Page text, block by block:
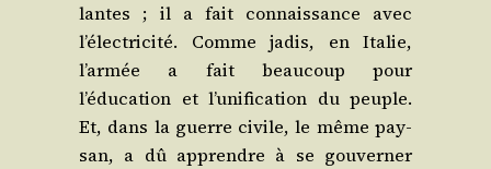
lantes ; il a fait connais­sance avec
l’électricité. Comme jadis, en Ita­lie,
l’armée a fait beau­coup pour
l’éducation et l’unification du peuple.
Et, dans la guerre civile, le même pay­
san, a dû apprendre à se gou­ver­ner